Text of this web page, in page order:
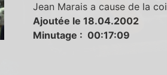
Jean Marais a cause de la
Ajoutée le 18.04.2002
Minutage : 00:17:09